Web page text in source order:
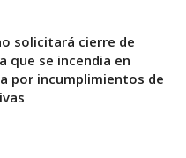
solicitará cierre de
que se incendia en
por incumplimientos de